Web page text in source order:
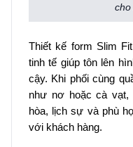
cho
Thiết kế form Slim
tinh tế giúp tôn lên
cậy. Khi phối cùng
như nơ hoặc cà vạt,
hòa, lịch sự và phù
với khách hàng.